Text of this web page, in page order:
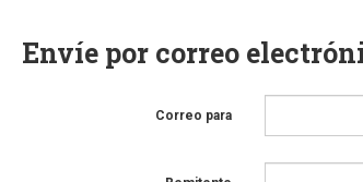
Envíe por correo
Correo para